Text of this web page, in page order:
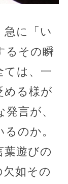
急に「い
るその瞬
ては、一
める様が
言が、
のか。
葉遊びの
如その